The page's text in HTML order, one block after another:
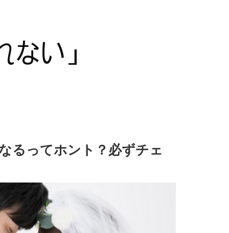
るってホント？必ずチェ